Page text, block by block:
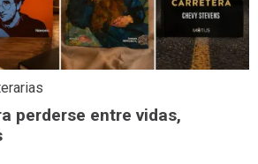
perderse entre vidas,